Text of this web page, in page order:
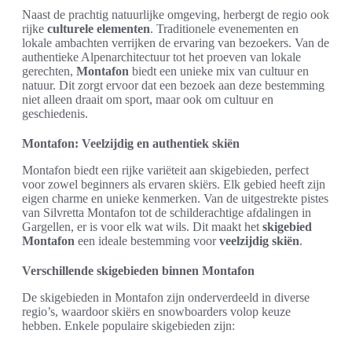
Naast de prachtig natuurlijke omgeving, herbergt de regio ook
rijke culturele elementen. Traditionele evenementen en
lokale ambachten verrijken de ervaring van bezoekers. Van de
authentieke Alpenarchitectuur tot het proeven van lokale
gerechten, Montafon biedt een unieke mix van cultuur en
natuur. Dit zorgt ervoor dat een bezoek aan deze bestemming
niet alleen draait om sport, maar ook om cultuur en
geschiedenis.
Montafon: Veelzijdig en authentiek skiën
Montafon biedt een rijke variëteit aan skigebieden, perfect
voor zowel beginners als ervaren skiërs. Elk gebied heeft zijn
eigen charme en unieke kenmerken. Van de uitgestrekte pistes
van Silvretta Montafon tot de schilderachtige afdalingen in
Gargellen, er is voor elk wat wils. Dit maakt het skigebied
Montafon een ideale bestemming voorveelzijdig skiën.
Verschillende skigebieden binnen Montafon
De skigebieden in Montafon zijn onderverdeeld in diverse
regio’s, waardoor skiërs en snowboarders volop keuze
hebben. Enkele populaire skigebieden zijn: